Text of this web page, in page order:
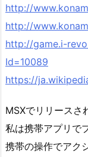
http://
http://
http://game.i-
Id=10089
https://
MSXでリリースさ
私は携帯アプリで
携帯の操作でアク